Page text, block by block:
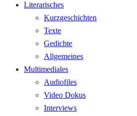
Literarisches
Kurzgeschichten
Texte
Gedichte
Allgemeines
Multimediales
Audiofiles
Video Dokus
Interviews